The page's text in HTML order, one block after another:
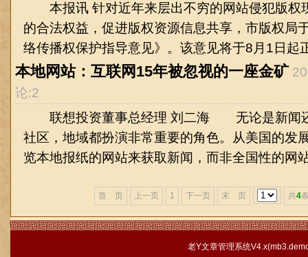
本报讯 针对近年来层出不穷的网站侵犯版权
的合法权益，促进版权资源信息共享，市版权局
络传播权保护指导意见》。该意见将于8月1日起
本地网站：互联网15年被忽视的一座金矿
论:2
联想投资董事总经理 刘二海 无论是新闻还
社区，地域都扮演非常重要的角色。从美国的发
览本地报纸的网站来获取新闻，而非全国性的网
首 页 上一页 1 下一页 末 页 共4
老Y文章管理系统V4.x(